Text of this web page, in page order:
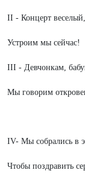
II - Концерт
Устроим мы сейчас!
III - Девчонкам,
Мы говорим
IV- Мы собрались в
Чтобы поздравить